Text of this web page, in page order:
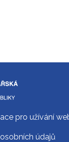
pro užívání
údajů